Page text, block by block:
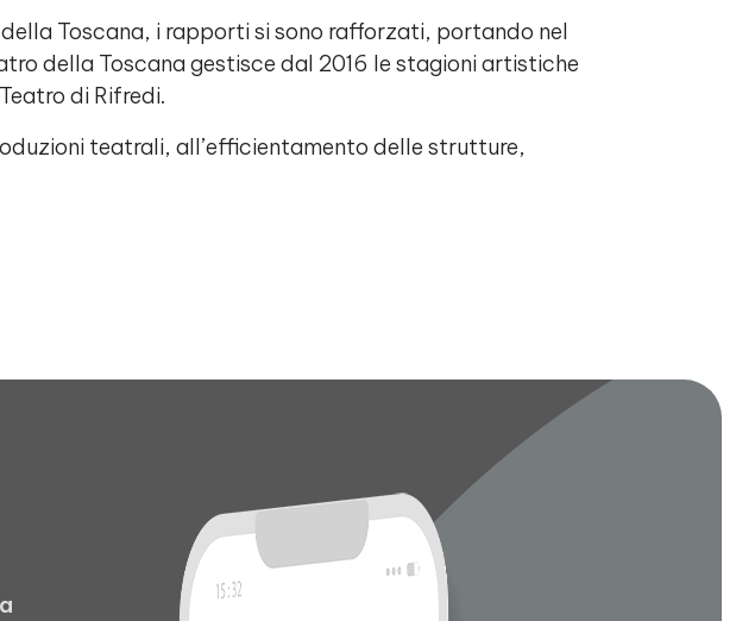
Toscana, i rapporti si sono rafforzati, portando nel
della Toscana gestisce dal 2016 le stagioni artistiche
di Rifredi.
teatrali, all’efficientamento delle strutture,